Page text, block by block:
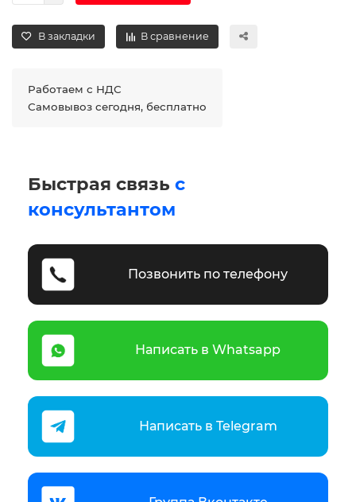
В закладки В сравнение
Работаем с НДС
Самовывоз сегодня, бесплатно
Быстрая связь с
консультантом
Позвонить по телефону
Написать в Whatsapp
Написать в Telegram